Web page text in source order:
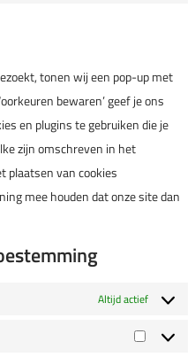
tonen wij een pop-up met
bewaren’ geef je ons
en plugins te gebruiken die je
zijn omschreven in het
plaatsen van cookies
mee houden dat onze site dan
Altijd actief